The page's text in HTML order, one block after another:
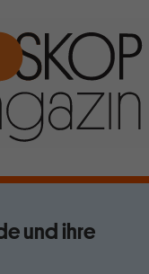
und ihre